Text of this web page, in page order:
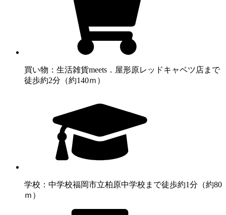
買い物：生活雑貨meets．屋形原レッドキャベツ店まで
徒歩約2分（約140ｍ）
学校：中学校福岡市立柏原中学校まで徒歩約1分（約80
ｍ）